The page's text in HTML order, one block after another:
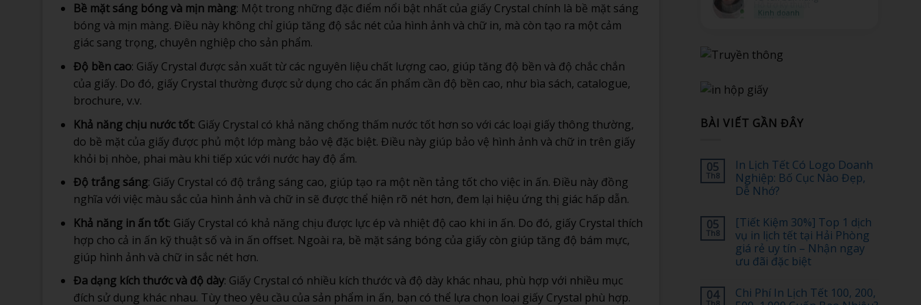
Bề mặt sáng bóng và mịn màng: Một trong những đặc điểm nổi bật nhất của giấy Crystal chính là bề mặt sáng
bóng và mịn màng. Điều này không chỉ giúp tăng độ sắc nét của hình ảnh và chữ in, mà còn tạo ra một cảm
giác sang trọng, chuyên nghiệp cho sản phẩm.
Độ bền cao: Giấy Crystal được sản xuất từ các nguyên liệu chất lượng cao, giúp tăng độ bền và độ chắc chắn
của giấy. Do đó, giấy Crystal thường được sử dụng cho các ấn phẩm cần độ bền cao, như bìa sách, catalogue,
brochure, v.v.
Khả năng chịu nước tốt: Giấy Crystal có khả năng chống thấm nước tốt hơn so với các loại giấy thông thường,
do bề mặt của giấy được phủ một lớp màng bảo vệ đặc biệt. Điều này giúp bảo vệ hình ảnh và chữ in trên giấy
khỏi bị nhòe, phai màu khi tiếp xúc với nước hay độ ẩm.
Độ trắng sáng: Giấy Crystal có độ trắng sáng cao, giúp tạo ra một nền tảng tốt cho việc in ấn. Điều này đồng
nghĩa với việc màu sắc của hình ảnh và chữ in sẽ được thể hiện rõ nét hơn, đem lại hiệu ứng thị giác hấp dẫn.
Khả năng in ấn tốt: Giấy Crystal có khả năng chịu được lực ép và nhiệt độ cao khi in ấn. Do đó, giấy Crystal thích
hợp cho cả in ấn kỹ thuật số và in ấn offset. Ngoài ra, bề mặt sáng bóng của giấy còn giúp tăng độ bám mực,
giúp hình ảnh và chữ in sắc nét hơn.
Đa dạng kích thước và độ dày: Giấy Crystal có nhiều kích thước và độ dày khác nhau, phù hợp với nhiều mục
đích sử dụng khác nhau. Tùy theo yêu cầu của sản phẩm in ấn, bạn có thể lựa chọn loại giấy Crystal phù hợp.
Kỹ thuật
BÀI VIẾT GẦN ĐÂY
05
Th8
In Lịch Tết Có Logo Doanh
Nghiệp: Bố Cục Nào Đẹp,
Dễ Nhớ?
bình
luận
ở
In
Lịch
Tết
Doanh
Nghiệp:
05
Th8
[Tiết Kiệm 30%] Top 1 dịch
vụ in lịch tết tại Hải Phòng
giá rẻ uy tín – Nhận ngay
ưu đãi đặc biệt
bình
luận
04
Chi Phí In Lịch Tết 100, 200,